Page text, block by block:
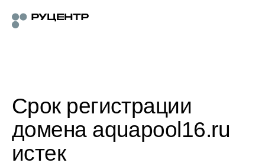
Срок регистрации
домена aquapool16.ru
истек